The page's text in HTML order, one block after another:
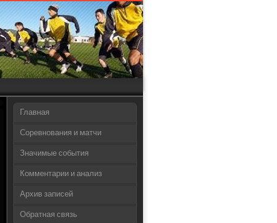
Главная
Соревнования и матчи
Значимые события
Комментарии и анализ
Архив записей
Обратная связь